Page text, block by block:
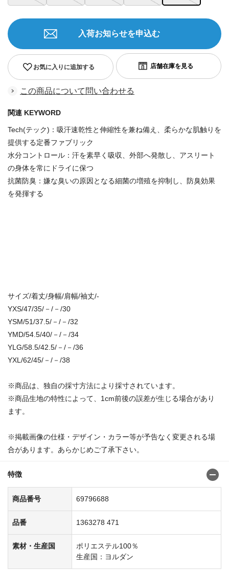
お気に入りに追加する
入荷お知らせを申込む
この商品について問い合わせる
関連 KEYWORD
Tech(テック)：吸汗速乾性と伸縮性を兼ね備え、柔らかな肌触りを
提供する定番ファブリック
水分コントロール：汗を素早く吸収、外部へ発散し、アスリート
の身体を常にドライに保つ
抗菌防臭：嫌な臭いの原因となる細菌の増殖を抑制し、防臭効果
を発揮する
サイズ/着丈/身幅/肩幅/袖丈/-
YXS/47/35/－/－/30
YSM/51/37.5/－/－/32
YMD/54.5/40/－/－/34
YLG/58.5/42.5/－/－/36
YXL/62/45/－/－/38
※商品は、独自の採寸方法により採寸されています。
※商品生地の特性によって、1cm前後の誤差が生じる場合があり
ます。
※掲載画像の仕様・デザイン・カラー等が予告なく変更される場
合があります。あらかじめご了承下さい。
特徴
商品番号 69796688
品番 1363278 471
素材・生産国
ポリエステル100％
生産国：ヨルダン